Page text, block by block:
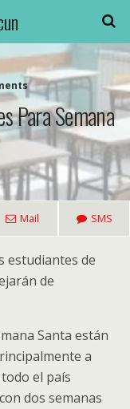
Para Semana
Mail SMS
estudiantes de
de
Santa están
a
el país
dos semanas